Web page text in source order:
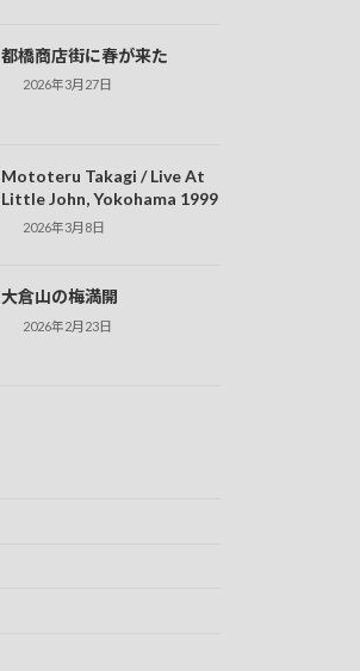
都橋商店街に春が来た
2026年3月27日
Mototeru Takagi / Live At
Little John, Yokohama 1999
2026年3月8日
大倉山の梅満開
2026年2月23日